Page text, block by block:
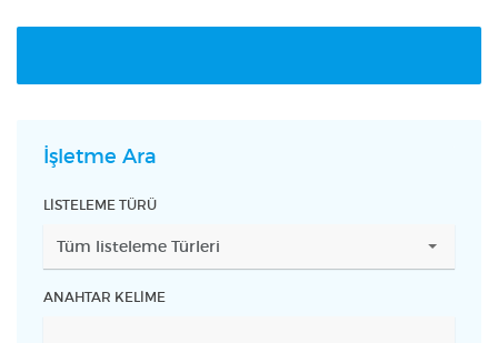
İşletme Ara
LISTELEME TÜRÜ
ANAHTAR KELIME